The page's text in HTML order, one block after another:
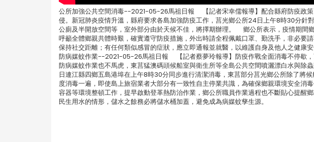
公所加強公共空間消毒--2021-05-26馬祖日報 【記者宋幸儒報導】配合縣府防疫政策
侵。新冠肺炎疫情升溫，縣府要求各島加強防疫工作，莒光鄉公所24日上午8時30分針
公廁及半開放空間等，室外部分由於天候不佳，將擇期辦理。 鄉公所表示，疫情期間
呼籲全體鄉親共體時艱，確實遵守防疫措施，外出時請全程佩戴口罩、勤洗手，非必要
保持社交距離；有任何類似感冒的症狀，應立即通報並就醫，以維護自身及他人之健
防病媒蚊作業--2021-05-26馬祖日報 【記者蔡夢玲報導】防疫作戰全面消毒不停歇，
防病媒蚊作業也不馬虎，東莒猛澳碼頭候船室與衛生所等全島公共空間噴灑漂白水與
日連江縣四鄉五島港埠在上午8時30分同步進行清潔消毒，東莒部分莒光鄉公所除了將
度消毒一遍，即使島上旅宿業者大部分有一致性自主停業共識，為確保鄉親環境安全
容器等環境整頓工作，提早啟動登革熱防治作業，鄉公所職員作業過程也不斷貼心提醒
民生用水的情形，儲水之餘務必將儲水桶加蓋，避免成為病媒蚊孳生源。